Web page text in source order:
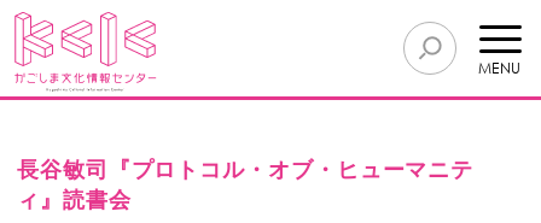
MENU
長谷敏司『プロトコル・オブ・ヒューマニテ
ィ』読書会